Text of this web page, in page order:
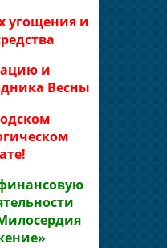
угощения и
и
Весны